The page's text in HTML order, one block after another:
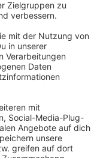
Verkehr
in Düsseldorf